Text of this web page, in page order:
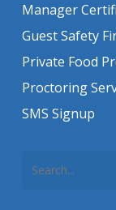
Manager
Guest Safety
Private Food
Proctoring
SMS Signup